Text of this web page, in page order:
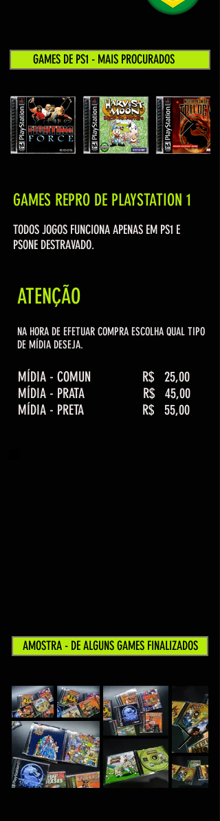
GAMES DE PS1 - MAIS PROCURADOS
GAMES REPRO DE PLAYSTATION 1
TODOS JOGOS FUNCIONA APENAS EM PS1 E
PSONE DESTRAVADO.
ATENÇÃO
NA HORA DE EFETUAR COMPRA ESCOLHA QUAL TIPO
DE MÍDIA DESEJA.
MÍDIA - COMUN R$ 25,00
MÍDIA - PRATA R$ 45,00
MÍDIA - PRETA R$ 55,00
AMOSTRA - DE ALGUNS GAMES FINALIZADOS